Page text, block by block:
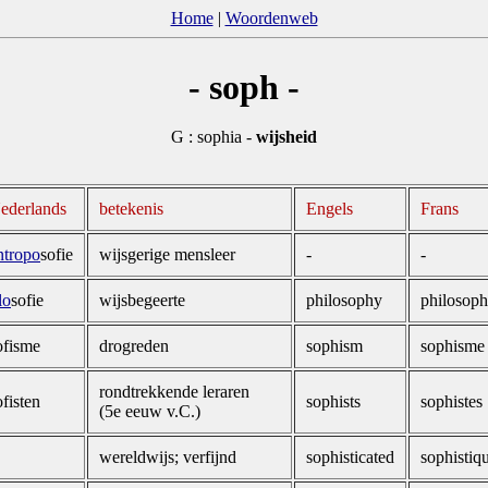
Home| Woordenweb
- soph -
G : sophia - wijsheid
betekenis Engels Frans
sofie wijsgerige mensleer - -
sofie wijsbegeerte philosophy
drogreden sophism sophisme
rondtrekkende leraren
(5e eeuw v.C.)
sophists sophistes
wereldwijs; verfijnd sophisticated